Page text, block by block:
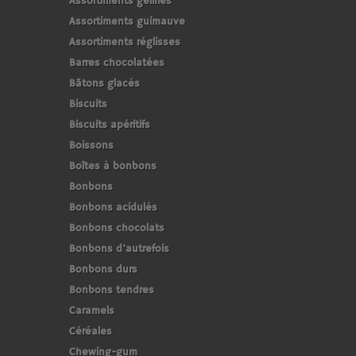
Assortiments guimauve
Assortiments réglisses
Barres chocolatées
Bâtons glacés
Biscuits
Biscuits apéritifs
Boissons
Boîtes à bonbons
Bonbons
Bonbons acidulés
Bonbons chocolats
Bonbons d'autrefois
Bonbons durs
Bonbons tendres
Caramels
Céréales
Chewing-gum